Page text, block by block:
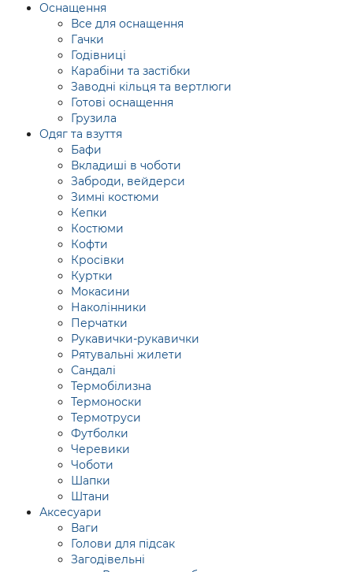
Оснащення
Все для оснащення
Гачки
Годівниці
Карабіни та застібки
Заводні кільця та вертлюги
Готові оснащення
Грузила
Одяг та взуття
Бафи
Вкладиші в чоботи
Заброди, вейдерси
Зимні костюми
Кепки
Костюми
Кофти
Кросівки
Куртки
Мокасини
Наколінники
Перчатки
Рукавички-рукавички
Рятувальні жилети
Сандалі
Термобілизна
Термоноски
Термотруси
Футболки
Черевики
Чоботи
Шапки
Штани
Аксесуари
Ваги
Голови для підсак
Загодівельні